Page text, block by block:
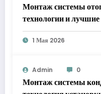
Монтаж системы
технологии и
1 Мая 2026
Admin 0
Монтаж системы